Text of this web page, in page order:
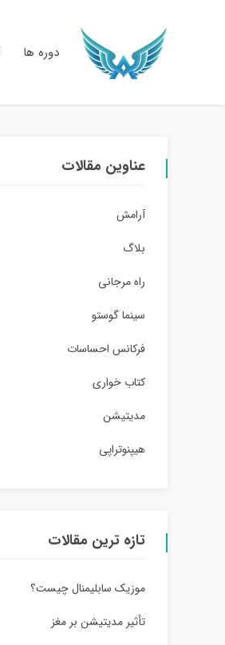
دوره ها
عناوین مقالات
آرامش
بلاگ
راه مرجانی
سینما گوستو
فرکانس احساسات
کتاب خواری
مدیتیشن
هیپنوتراپی
تازه ترین مقالات
موزیک سابلیمنال چیست؟
تأثیر مدیتیشن بر مغز